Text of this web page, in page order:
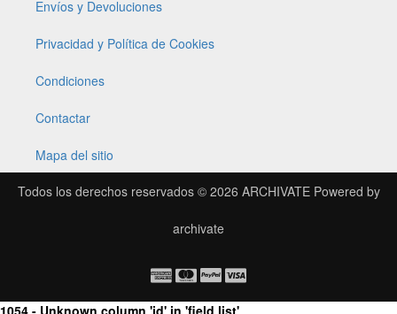
Envíos y Devoluciones
Privacidad y Política de Cookies
Condiciones
Contactar
Mapa del sitio
Todos los derechos reservados © 2026 ARCHIVATEPowered by
archivate